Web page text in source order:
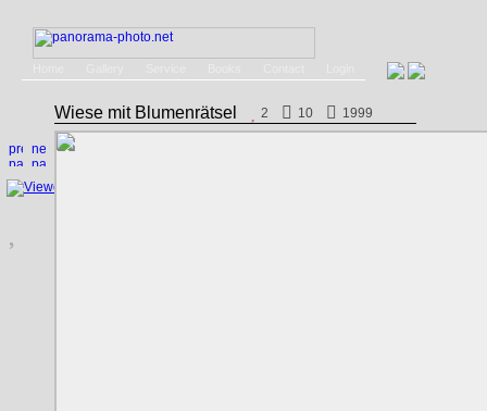
Wiese mit Blumenrätsel 2 10 1999